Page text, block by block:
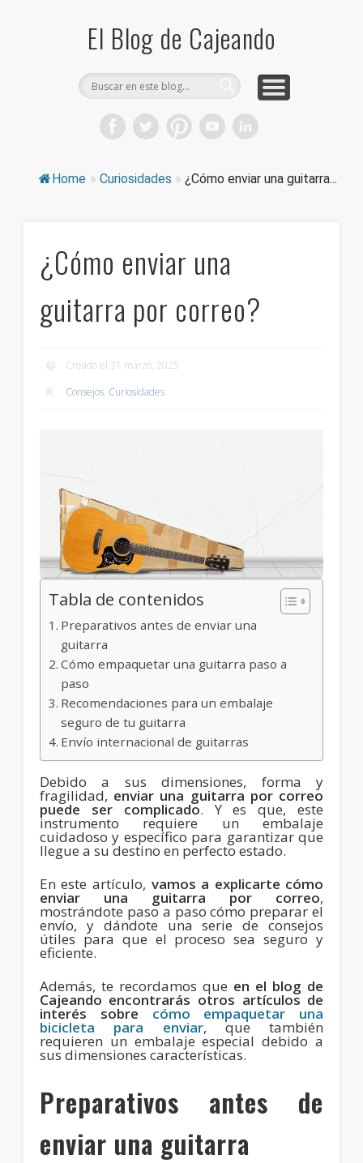
El Blog de Cajeando
Home » Curiosidades » ¿Cómo enviar una guitarra...
¿Cómo enviar una
guitarra por correo?
Creado el 31 marzo, 2025
Consejos, Curiosidades
Tabla de contenidos
Preparativos antes de enviar una
guitarra
Cómo empaquetar una guitarra paso a
paso
Recomendaciones para un embalaje
seguro de tu guitarra
Envío internacional de guitarras
Debido a sus dimensiones, forma y
fragilidad, enviar una guitarra por correo
puede ser complicado. Y es que, este
instrumento requiere un embalaje
cuidadoso y específico para garantizar que
llegue a su destino en perfecto estado.
En este artículo, vamos a explicarte cómo
enviar una guitarra por correo,
mostrándote paso a paso cómo preparar el
envío, y dándote una serie de consejos
útiles para que el proceso sea seguro y
eficiente.
Además, te recordamos que en el blog de
Cajeando encontrarás otros artículos de
interés sobre cómo empaquetar una
bicicleta para enviar, que también
requieren un embalaje especial debido a
sus dimensiones características.
Preparativos antes de
enviar una guitarra